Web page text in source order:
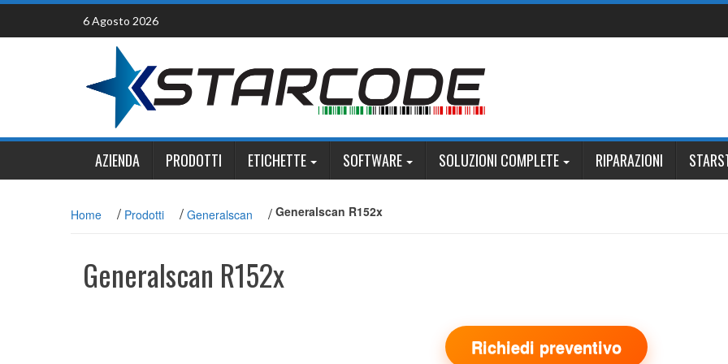
Skip
content
6 Agosto 2026
AZIENDA PRODOTTI ETICHETTE SOFTWARE SOLUZIONI COMPLETE RIPARAZIONI
Home / Prodotti / Generalscan / Generalscan R152x
Generalscan R152x
Richiedi preventivo